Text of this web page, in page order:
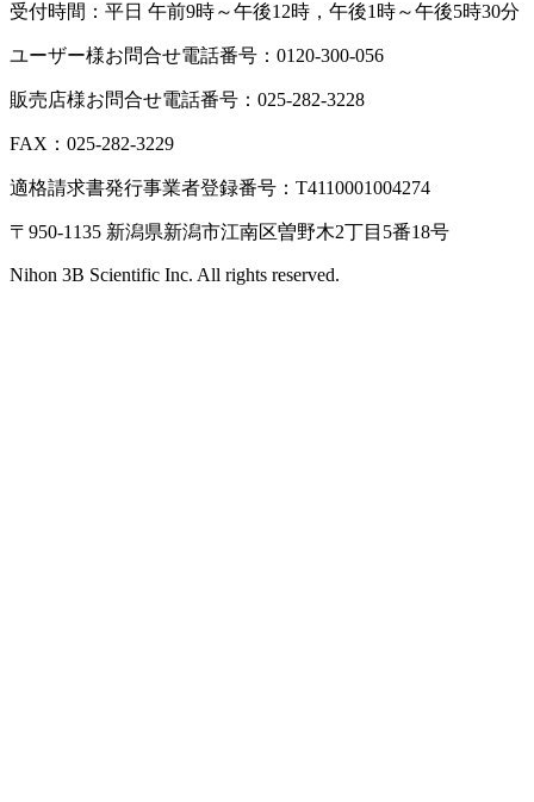
受付時間：平日 午前9時～午後12時，午後1時～午後5時30分
ユーザー様お問合せ電話番号：0120-300-056
販売店様お問合せ電話番号：025-282-3228
FAX：025-282-3229
適格請求書発行事業者登録番号：T4110001004274
〒950-1135 新潟県新潟市江南区曽野木2丁目5番18号
Nihon 3B Scientific Inc. All rights reserved.